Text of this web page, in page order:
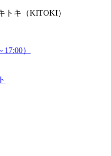
トキ（KITOKI）
17:00）